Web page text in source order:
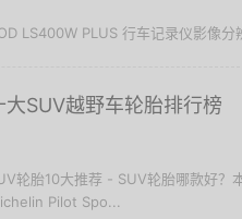
LS400W PLUS 行车记录仪影像
大SUV越野车轮胎排行榜
轮胎10大推荐 - SUV轮胎哪款好？
Pilot Spo...